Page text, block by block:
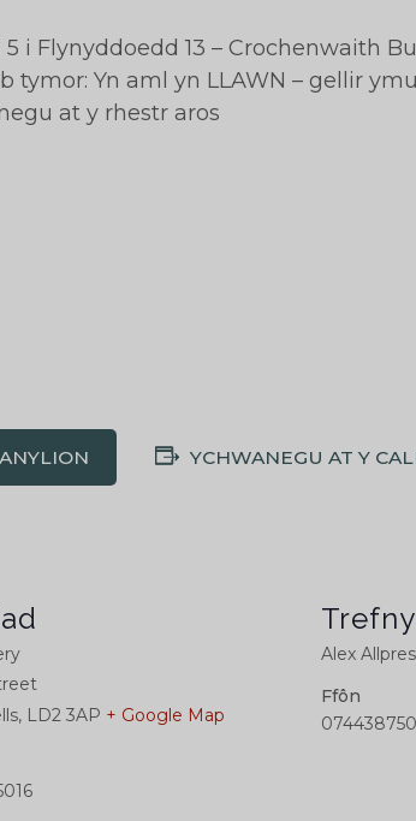
Flynyddoedd 13 – Crochenwaith
tymor: Yn aml yn LLAWN – gellir
at y rhestr aros
YCHWANEGU AT Y
, LD2 3AP + Google Map
Alex
Ffôn